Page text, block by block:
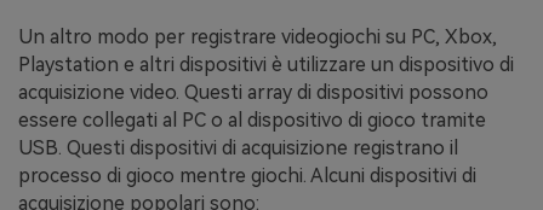
Un altro modo per registrare videogiochi su PC, Xbox,
Playstation e altri dispositivi è utilizzare un dispositivo di
acquisizione video. Questi array di dispositivi possono
essere collegati al PC o al dispositivo di gioco tramite
USB. Questi dispositivi di acquisizione registrano il
processo di gioco mentre giochi. Alcuni dispositivi di
acquisizione popolari sono: